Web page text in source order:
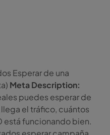
Esperar de una
Meta Description:
puedes esperar de
el tráfico, cuántos
está funcionando bien.